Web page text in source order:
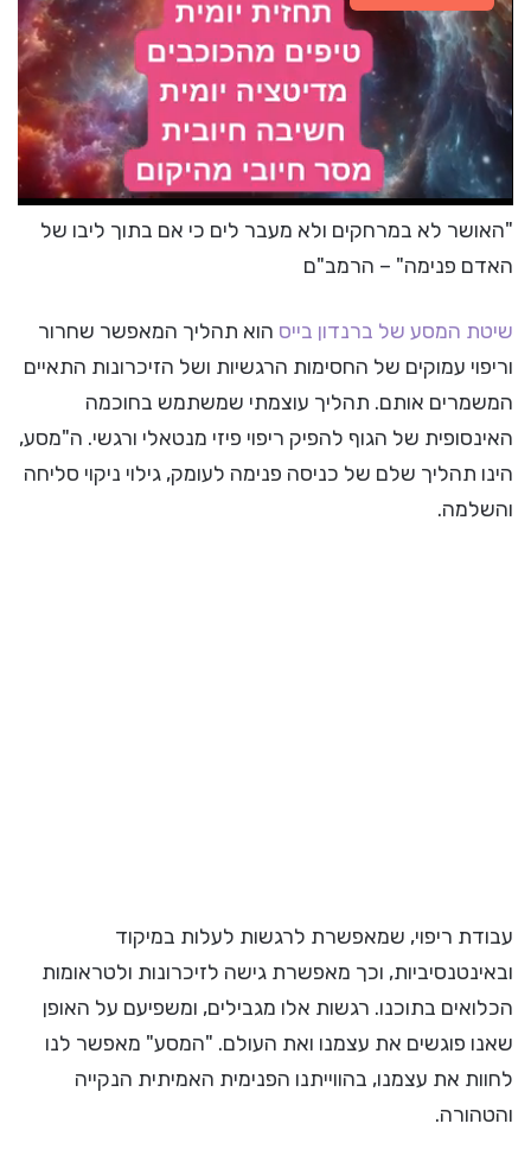
"האושר לא במרחקים ולא מעבר לים כי אם בתוך ליבו של
האדם פנימה" – הרמב"ם
שיטת המסע של ברנדון בייס הוא תהליך המאפשר שחרור
וריפוי עמוקים של החסימות הרגשיות ושל הזיכרונות התאיים
המשמרים אותם. תהליך עוצמתי שמשתמש בחוכמה
האינסופית של הגוף להפיק ריפוי פיזי מנטאלי ורגשי. ה"מסע,
הינו תהליך שלם של כניסה פנימה לעומק, גילוי ניקוי סליחה
והשלמה.
עבודת ריפוי, שמאפשרת לרגשות לעלות במיקוד
ובאינטנסיביות, וכך מאפשרת גישה לזיכרונות ולטראומות
הכלואים בתוכנו. רגשות אלו מגבילים, ומשפיעם על האופן
שאנו פוגשים את עצמנו ואת העולם. "המסע" מאפשר לנו
לחוות את עצמנו, בהווייתנו הפנימית האמיתית הנקייה
והטהורה.